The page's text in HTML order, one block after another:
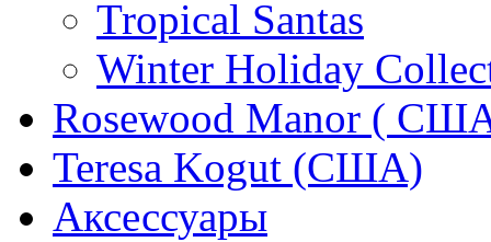
Tropical Santas
Winter Holiday
Rosewood Manor (
Teresa Kogut (США)
Аксессуары